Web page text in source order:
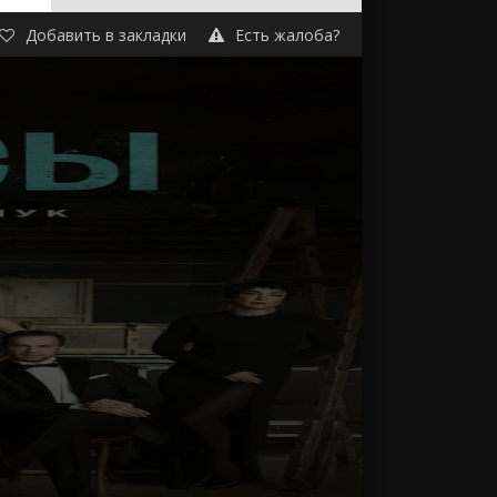
Добавить в закладки Есть жалоба?